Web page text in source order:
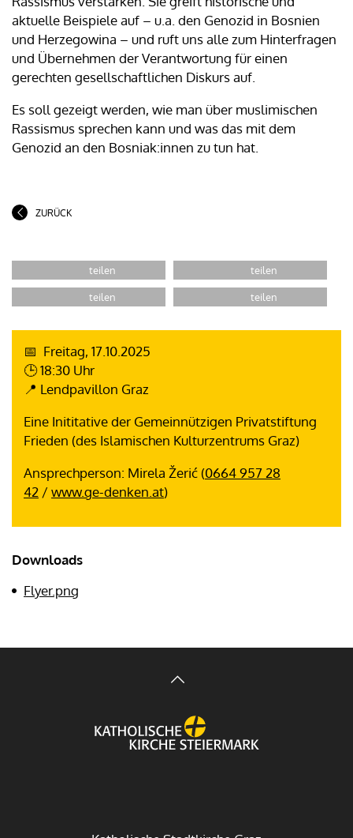
aktuelle Beispiele auf – u.a. den Genozid in Bosnien
und Herzegowina – und ruft uns alle zum Hinterfragen
und Übernehmen der Verantwortung für einen
gerechten gesellschaftlichen Diskurs auf.
Es soll gezeigt werden, wie man über muslimischen
Rassismus sprechen kann und was das mit dem
Genozid an den Bosniak:innen zu tun hat.
ZURÜCK
📅 Freitag, 17.10.2025
🕒 18:30 Uhr
📍 Lendpavillon Graz
Eine Inititative der Gemeinnützigen Privatstiftung
Frieden (des Islamischen Kulturzentrums Graz)
Ansprechperson: Mirela Žerić (0664 957 28
42 / www.ge-denken.at)
Downloads
Flyer.png